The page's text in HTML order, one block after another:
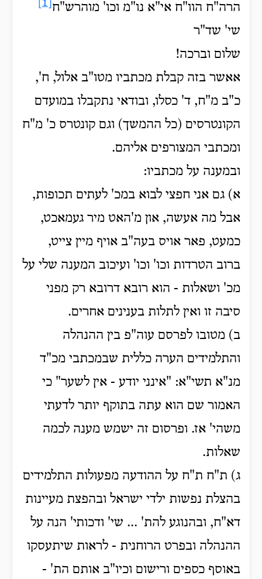
הרה"ח הוו"ח אי"א נו"מ וכו' מוהרש"ח
שי' שד"ר
שלום וברכה!
אאשר בזה קבלת מכתביו מטו"ב אלול, ח',
כ"ב מ"ח, ד' כסלו, ובודאי נתקבלו במועדם
הקונטרסים (כל ההמשך) וגם קונטרס כ' מ"ח
ומכתבי המצורפים אליהם.
ובמענה על מכתביו:
א) גם אני חפצי לבוא במכ' לעתים תכופות,
אבל מה אעשה, און מ'האט מיר געמאכט,
כמעט, פאר אויס בעה"ב אויף מיין צייט,
ברוב הטרדות וכו' וכו' ועיכוב המענה שלי על
מכ' ושאלות - הוא רובא דרובא רק מפני
סיבה זו ואין לתלות בענינים אחרים.
ב) מטובו לפרסם עוה"פ בין ההנהלה
והתלמידים הערה כללית שבמכתבי מכ"ד
מנ"א תשי"א: "אינני יודע - אין לשער" כי
האמור שם הוא עתה בתוקף יותר לדעתי
משהי' אז. ופרסום זה ישמש מענה לכמה
שאלות.
ג) ת"ח ת"ח על ההודעה מפעולות התלמידים
בהצלת נפשות ילדי ישראל ובהפצת מעיינות
דא"ח, ובהנוגע להת' ... שי' ודכותי' הנה על
ההנהלה ובפרט הרוחנית - לראות שיתעסקו
באוסף כספים ורישום וכיו"ב אותם הת' -